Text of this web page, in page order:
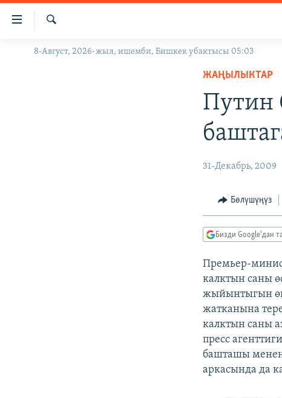
Линктер
Мазмунга
Навигацияга
ЖАҢЫЛЫКТАР
Издөө
8-Август, 2026-жыл, ишемби, Бишкек убактысы 05:03
ЖАҢЫЛЫКТАР
Путин
31-Декабрь, 2009
Бөлүшүңүз
Бизди Google'дан
Премьер-
калктын саны
жыйынтыгын
жатканына
калктын саны
пресс
башташы
аркасында да